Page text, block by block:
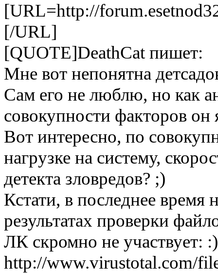
[URL=http://
[/URL]
[QUOTE]DeathCat пишет:
Мне вот непонятна
Сам его не люблю, но как
совокупности факторов
Вот интересно, по
нагрузке на систему,
детекта зловредов? ;)
Кстати, в последнее время
результатах проверки
ЛК скромно не участвует: :)
http://www.virustotal.com/